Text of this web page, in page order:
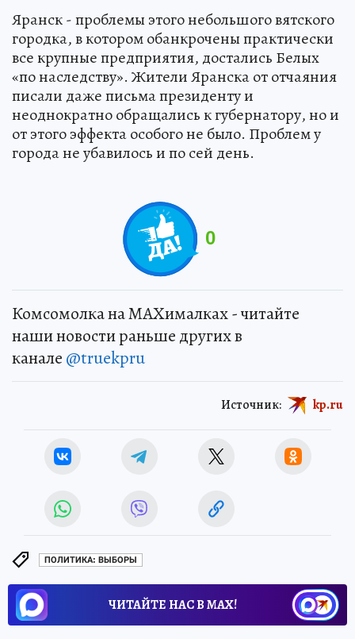
Яранск - проблемы этого небольшого вятского
городка, в котором обанкрочены практически
все крупные предприятия, достались Белых
«по наследству». Жители Яранска от отчаяния
писали даже письма президенту и
неоднократно обращались к губернатору, но и
от этого эффекта особого не было. Проблем у
города не убавилось и по сей день.
0
Комсомолка на MAXималках - читайте
наши новости раньше других в
канале @truekpru
Источник: kp.ru
ПОЛИТИКА: ВЫБОРЫ
ЧИТАЙТЕ НАС В МАХ!